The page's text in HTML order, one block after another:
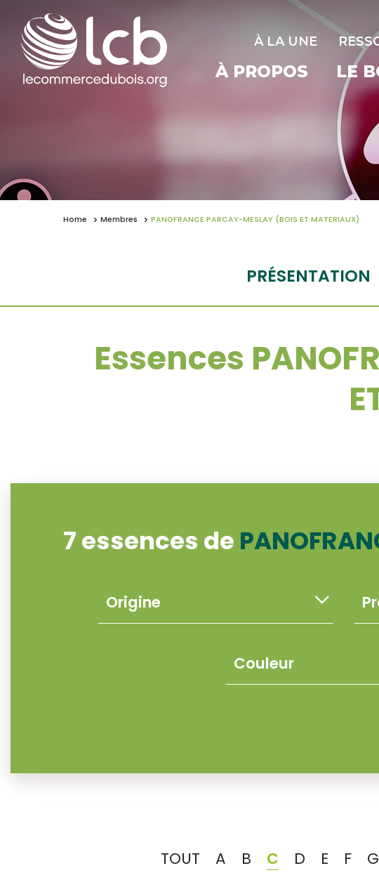
À LA UNE
À PROPOS LE
Home Membres PANOFRANCE PARCAY-MESLAY (BOIS ET MATERIAUX)
PRÉSENTATION
Essences
7 essences de
TOUT A B C D E F G